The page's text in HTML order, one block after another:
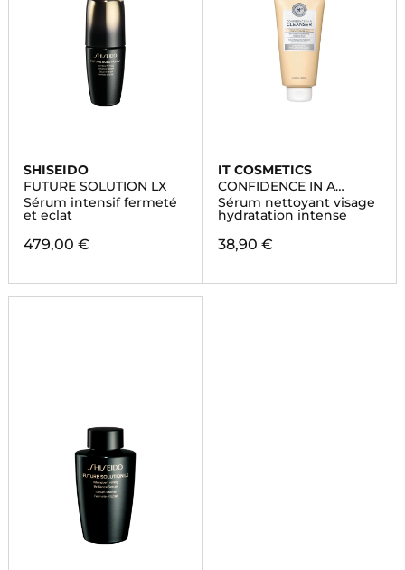
SHISEIDO
FUTURE SOLUTION LX
Sérum intensif fermeté
et eclat
479,00 €
IT COSMETICS
CONFIDENCE IN A
CLEANSER?
Sérum nettoyant visage
hydratation intense
38,90 €